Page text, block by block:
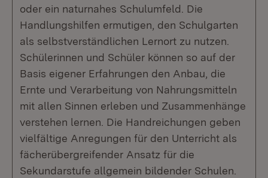
oder ein naturnahes Schulumfeld. Die
Handlungshilfen ermutigen, den Schulgarten
als selbstverständlichen Lernort zu nutzen.
Schülerinnen und Schüler können so auf der
Basis eigener Erfahrungen den Anbau, die
Ernte und Verarbeitung von Nahrungsmitteln
mit allen Sinnen erleben und Zusammenhänge
verstehen lernen. Die Handreichungen geben
vielfältige Anregungen für den Unterricht als
fächerübergreifender Ansatz für die
Sekundarstufe allgemein bildender Schulen.